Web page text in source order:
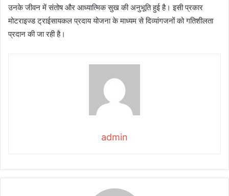
उनके जीवन में संतोष और आध्यात्मिक सुख की अनुभूति हुई है। इसी प्रकार
मोटराइज्ड ट्राईसायकल प्रदाय योजना के माध्यम से दिव्यांगजनों को गतिशीलता
प्रदान की जा रही है।
admin